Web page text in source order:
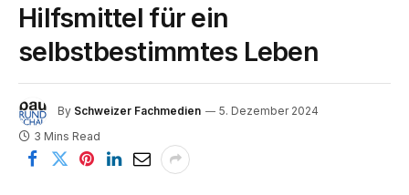
Hilfsmittel für ein
selbstbestimmtes Leben
By Schweizer Fachmedien
5. Dezember 2024
3 Mins Read